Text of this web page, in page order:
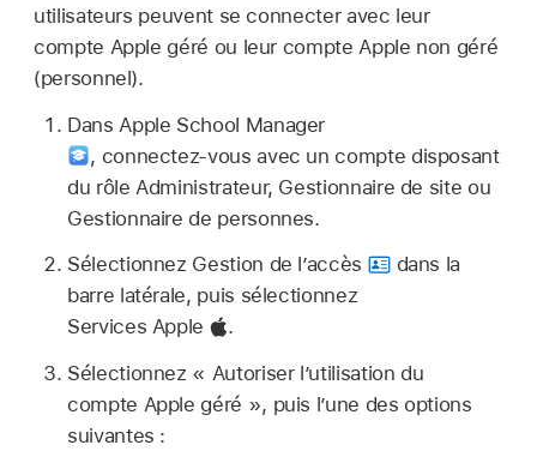
utilisateurs peuvent se connecter avec leur
compte Apple géré ou leur compte Apple non géré
(personnel).
Dans Apple School Manager
, connectez‑vous avec un compte disposant
du rôle Administrateur, Gestionnaire de site ou
Gestionnaire de personnes.
Sélectionnez Gestion de l’accès
dans la
barre latérale, puis sélectionnez
Services Apple
.
Sélectionnez « Autoriser l’utilisation du
compte Apple géré », puis l’une des options
suivantes :